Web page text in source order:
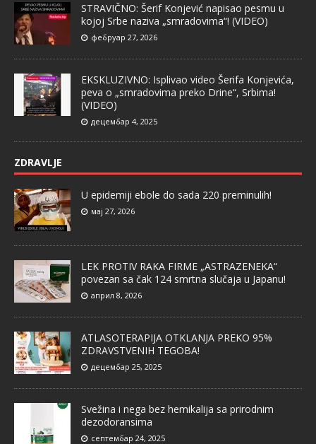
STRAVIČNO: Šerif Konjević napisao pesmu u
kojoj Srbe naziva „smradovima“! (VIDEO)
фебруар 27, 2026
EKSKLUZIVNO: Isplivao video Šerifa Konjevića,
peva o „smradovima preko Drine“, Srbima!
(VIDEO)
децембар 4, 2025
ZDRAVLJE
U epidemiji ebole do sada 220 preminulih!
мај 27, 2026
LEK PROTIV RAKA FIRME „ASTRAZENEKA“
povezan sa čak 124 smrtna slučaja u Japanu!
април 8, 2026
ATLASOTERAPIJA OTKLANJA PREKO 95%
ZDRAVSTVENIH TEGOBA!
децембар 25, 2025
Svežina i nega bez hemikalija sa prirodnim
dezodoransima
септембар 24, 2025